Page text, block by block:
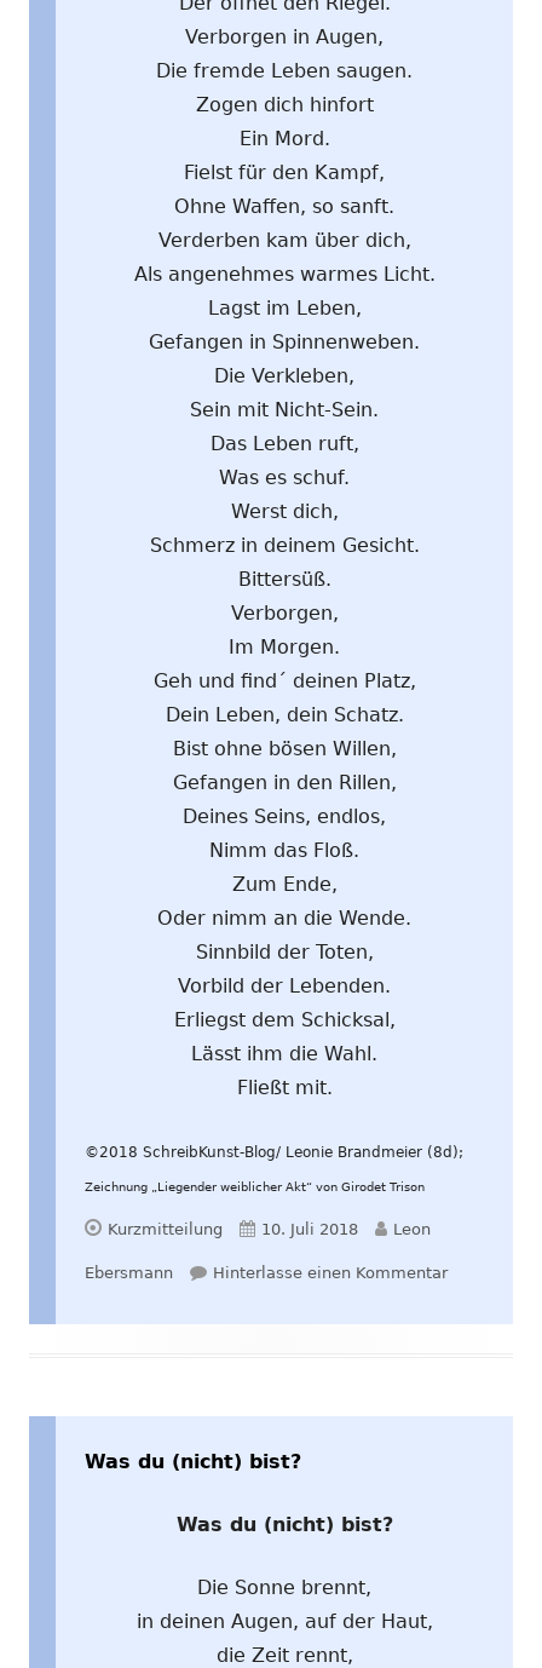
Verborgen in Augen,
Die fremde Leben saugen.
Zogen dich hinfort
Ein Mord.
Fielst für den Kampf,
Ohne Waffen, so sanft.
Verderben kam über dich,
Als angenehmes warmes Licht.
Lagst im Leben,
Gefangen in Spinnenweben.
Die Verkleben,
Sein mit Nicht-Sein.
Das Leben ruft,
Was es schuf.
Werst dich,
Schmerz in deinem Gesicht.
Bittersüß.
Verborgen,
Im Morgen.
Geh und find´ deinen Platz,
Dein Leben, dein Schatz.
Bist ohne bösen Willen,
Gefangen in den Rillen,
Deines Seins, endlos,
Nimm das Floß.
Zum Ende,
Oder nimm an die Wende.
Sinnbild der Toten,
Vorbild der Lebenden.
Erliegst dem Schicksal,
Lässt ihm die Wahl.
Fließt mit.
©2018 SchreibKunst-Blog/ Leonie Brandmeier (8d);
Zeichnung „Liegender weiblicher Akt“ von Girodet Trison
Format
Kurzmitteilung Veröffentlicht
am
10. Juli 2018 Autor
Leon
Ebersmann Hinterlasse einen Kommentarzu Titellos
Was du (nicht) bist?
Was du (nicht) bist?
Die Sonne brennt,
in deinen Augen, auf der Haut,
die Zeit rennt,